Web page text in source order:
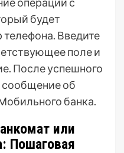
будет
Введите
поле и
После успешного
сообщение об
банка.
или
Пошаговая